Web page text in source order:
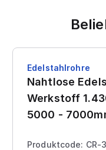
Edelstahlrohre
Nahtlose
Werkstoff
5000 -
Produktcode: CR-